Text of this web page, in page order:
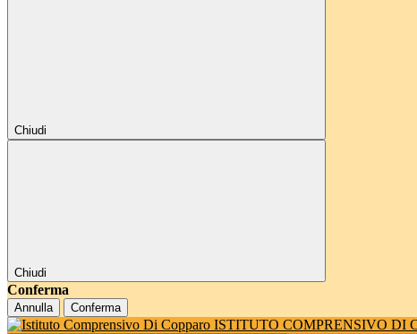
Chiudi
Chiudi
Conferma
Annulla Conferma
ISTITUTO COMPRENSIVO DI